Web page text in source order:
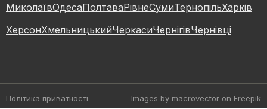
МиколаївОдесаПолтаваРівнеСумиТернопільХарків
ХерсонХмельницькийЧеркасиЧернігівЧернівці
Політика приватності Images by macrovector on Freepik